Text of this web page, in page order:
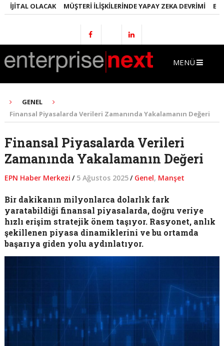
OLACAK MÜŞTERI İLIŞKILERINDE YAPAY ZEKA DEVRIMI
MENÜ
GENEL
Finansal Piyasalarda Verileri Zamanında Yakalamanın Değeri
Finansal Piyasalarda Verileri
Zamanında Yakalamanın Değeri
EPN Haber Merkezi / 5 Ağustos 2025/ Genel, Manşet
Bir dakikanın milyonlarca dolarlık fark
yaratabildiği finansal piyasalarda, doğru veriye
hızlı erişim stratejik önem taşıyor. Rasyonet, anlık
şekillenen piyasa dinamiklerini ve bu ortamda
başarıya giden yolu aydınlatıyor.